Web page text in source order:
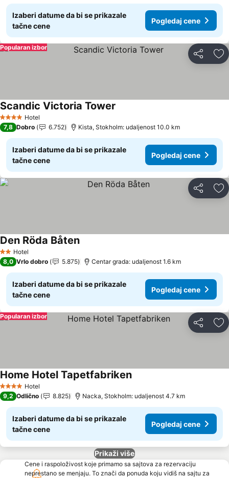
Izaberi datume da bi se prikazale
tačne cene
Pogledaj cene
Deli
Popularan izbor
4 ZvezdiceHotel
Scandic Victoria Tower
7,8 Dobro 6.752 Kista, Stokholm: udaljenost 10.0 km
Izaberi datume da bi se prikazale
tačne cene
Pogledaj cene
Deli
2 Zvezdice
Hotel
Den Röda Båten
8,0 Vrlo dobro 5.875 Centar grada: udaljenost 1.6 km
Izaberi datume da bi se prikazale
tačne cene
Pogledaj cene
Deli
Popularan izbor
4 ZvezdiceHotel
Home Hotel Tapetfabriken
9,2 Odlično 8.825 Nacka, Stokholm: udaljenost 4.7 km
Izaberi datume da bi se prikazale
tačne cene
Pogledaj cene
Prikaži više
Cene i raspoloživost koje primamo sa sajtova za rezervaciju
neprestano se menjaju. To znači da ponuda koju vidiš na sajtu za